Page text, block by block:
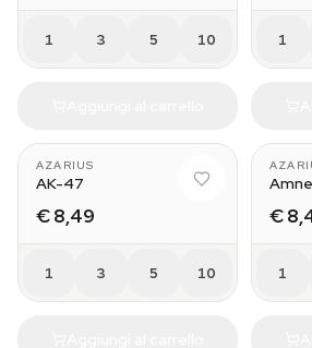
1 3 5 10 1
AZARIUS
AK-47
€ 8,49
1 3 5 10
€
1